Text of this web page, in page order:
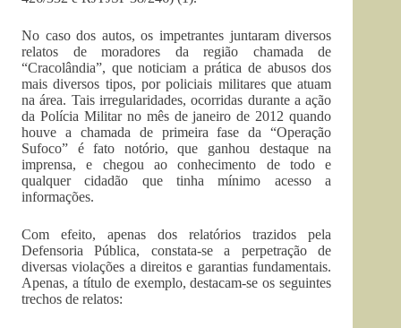
No caso dos autos, os impetrantes juntaram diversos
relatos de moradores da região chamada de
“Cracolândia”, que noticiam a prática de abusos dos
mais diversos tipos, por policiais militares que atuam
na área. Tais irregularidades, ocorridas durante a ação
da Polícia Militar no mês de janeiro de 2012 quando
houve a chamada de primeira fase da “Operação
Sufoco” é fato notório, que ganhou destaque na
imprensa, e chegou ao conhecimento de todo e
qualquer cidadão que tinha mínimo acesso a
informações.
Com efeito, apenas dos relatórios trazidos pela
Defensoria Pública, constata-se a perpetração de
diversas violações a direitos e garantias fundamentais.
Apenas, a título de exemplo, destacam-se os seguintes
trechos de relatos: